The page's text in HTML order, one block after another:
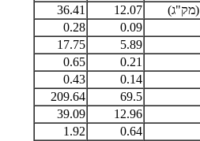
(מק"ג) 12.07
36.41
0.09
0.28
5.89
17.75
0.21
0.65
0.14
0.43
69.5
209.64
12.96
39.09
0.64
1.92